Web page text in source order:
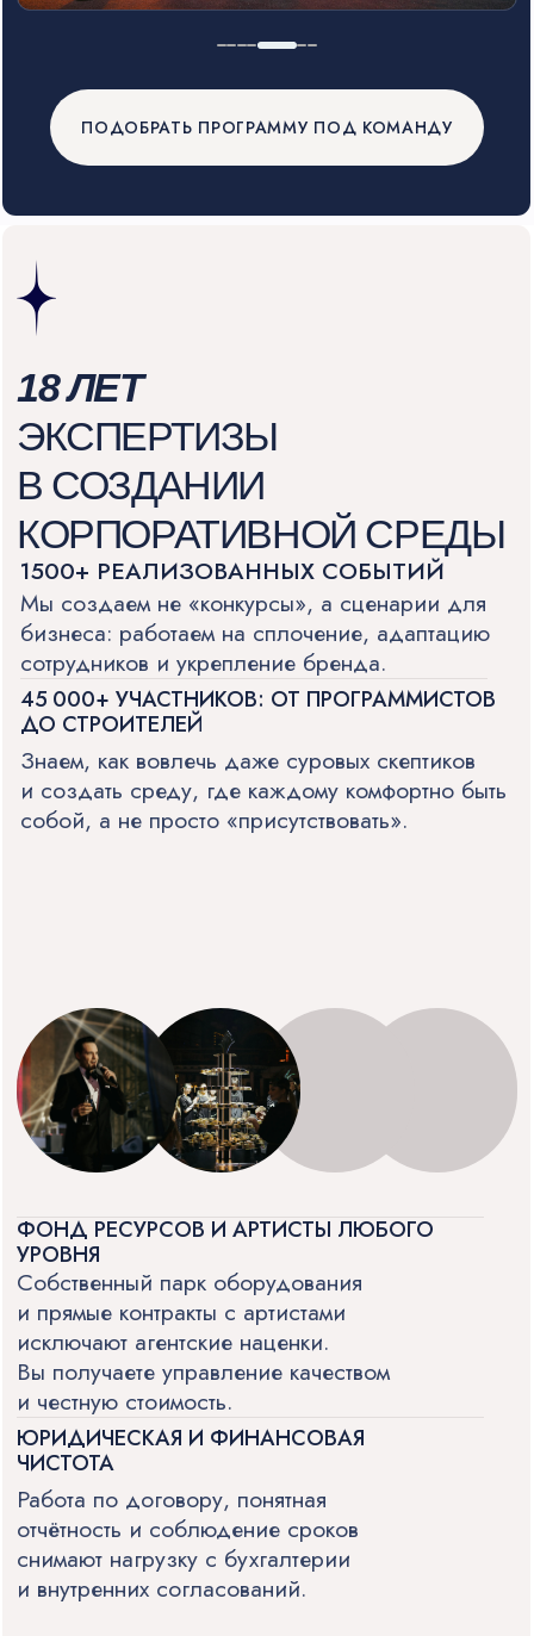
ФОНД РЕСУРСОВ И АРТИСТЫ ЛЮБОГО
УРОВНЯ
Собственный парк оборудования
и прямые контракты с артистами
исключают агентские наценки.
Вы получаете управление качеством
и честную стоимость.
ЮРИДИЧЕСКАЯ И ФИНАНСОВАЯ
ЭКСПЕРТИЗЫ
В СОЗДАНИИ
сотрудников и укрепление бренда.
45 000+ УЧАСТНИКОВ: ОТ ПРОГРАММИСТОВ
ДО СТРОИТЕЛЕЙ
Знаем, как вовлечь даже суровых скептиков
собой, а не просто «присутствовать».